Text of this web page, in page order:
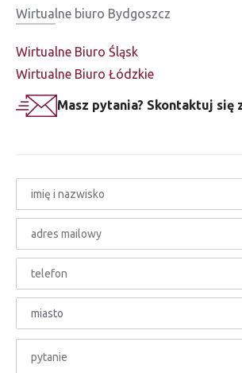
Wirtualne biuro Bydgoszcz
Wirtualne Biuro Śląsk
Wirtualne Biuro Łódzkie
Masz pytania? Skontaktuj się
miasto